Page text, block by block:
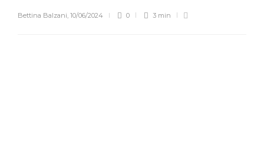
Bettina Balzani 10/06/2024 0 3 min